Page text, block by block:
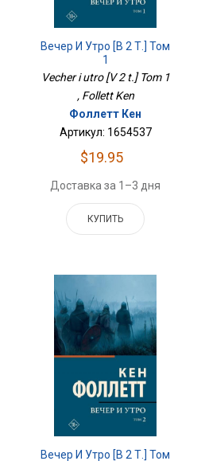
Вечер И Утро [В 2 Т.] Том
1
Vecher i utro [V 2 t.] Tom 1
, Follett Ken
Фоллетт Кен
Артикул: 1654537
$19.95
Доставка за 1–3 дня
КУПИТЬ
Вечер И Утро [В 2 Т.] Том